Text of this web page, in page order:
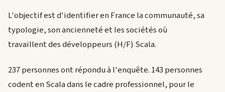
L'objectif est d'identifier en France la communauté, sa
typologie, son ancienneté et les sociétés où
travaillent des développeurs (H/F) Scala.
237 personnes ont répondu à l'enquête. 143 personnes
codent en Scala dans le cadre professionnel, pour le